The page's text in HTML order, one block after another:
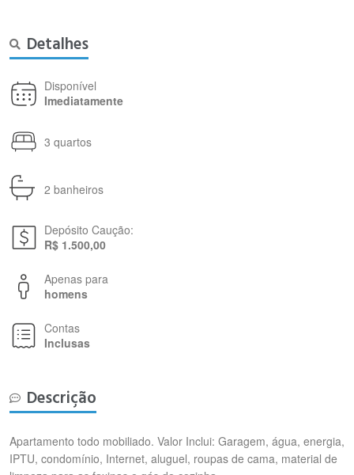
Detalhes
Disponível
Imediatamente
3 quartos
2 banheiros
Depósito Caução:
R$ 1.500,00
Apenas para
homens
Contas
Inclusas
Descrição
Apartamento todo mobiliado. Valor Inclui: Garagem, água, energia,
IPTU, condomínio, Internet, aluguel, roupas de cama, material de